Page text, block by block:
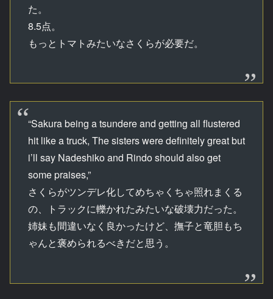
た。
8.5点。
もっとトマトみたいなさくらが必要だ。
“Sakura being a tsundere and getting all flustered
hit like a truck, The sisters were definitely great but
i’ll say Nadeshiko and Rindo should also get
some praises,”
さくらがツンデレ化してめちゃくちゃ照れまくる
の、トラックに轢かれたみたいな破壊力だった。
姉妹も間違いなく良かったけど、撫子と竜胆もち
ゃんと褒められるべきだと思う。